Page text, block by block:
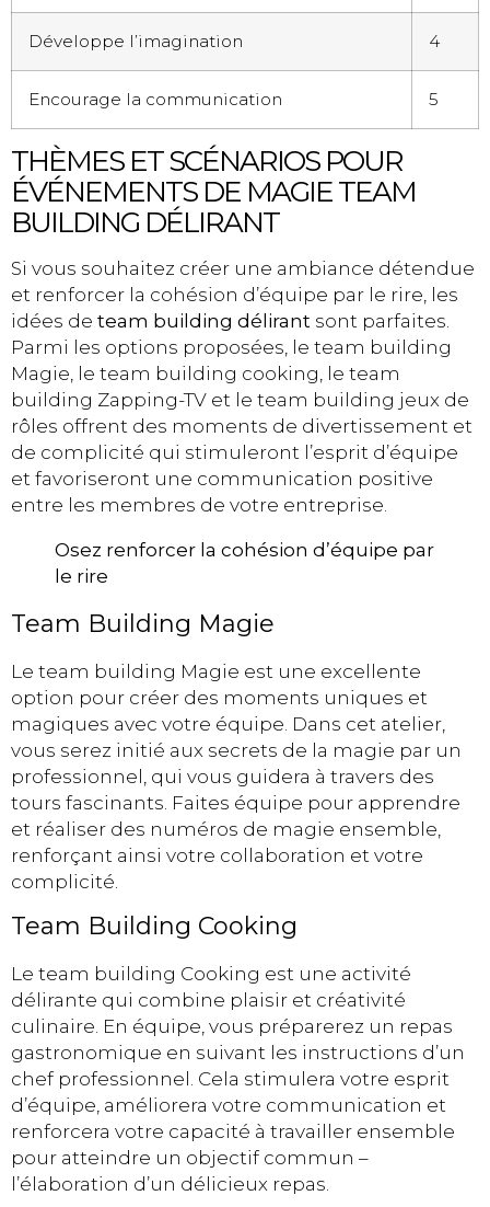
Développe l’imagination 4
Encourage la communication 5
THÈMES ET SCÉNARIOS POUR
ÉVÉNEMENTS DE MAGIE TEAM
BUILDING DÉLIRANT
Si vous souhaitez créer une ambiance détendue
et renforcer la cohésion d’équipe par le rire, les
idées de team building délirant sont parfaites.
Parmi les options proposées, le team building
Magie, le team building cooking, le team
building Zapping-TV et le team building jeux de
rôles offrent des moments de divertissement et
de complicité qui stimuleront l’esprit d’équipe
et favoriseront une communication positive
entre les membres de votre entreprise.
Osez renforcer la cohésion d’équipe par
le rire
Team Building Magie
Le team building Magie est une excellente
option pour créer des moments uniques et
magiques avec votre équipe. Dans cet atelier,
vous serez initié aux secrets de la magie par un
professionnel, qui vous guidera à travers des
tours fascinants. Faites équipe pour apprendre
et réaliser des numéros de magie ensemble,
renforçant ainsi votre collaboration et votre
complicité.
Team Building Cooking
Le team building Cooking est une activité
délirante qui combine plaisir et créativité
culinaire. En équipe, vous préparerez un repas
gastronomique en suivant les instructions d’un
chef professionnel. Cela stimulera votre esprit
d’équipe, améliorera votre communication et
renforcera votre capacité à travailler ensemble
pour atteindre un objectif commun –
l’élaboration d’un délicieux repas.